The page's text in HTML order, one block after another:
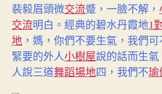
裴毅眉頭微交流蹙，一臉不解，
交流明白。經典的碧水丹霞地1
地 ，媽，你們不要生氣，我們
緊要的外人小樹屋說的話而生
人說三道舞蹈場地四，我們不瑜